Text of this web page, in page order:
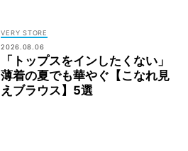
VERY STORE
2026.08.06
「トップスをインしたくない」
薄着の夏でも華やぐ【こなれ見
えブラウス】5選